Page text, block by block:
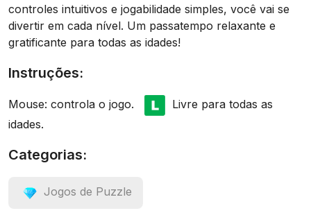
controles intuitivos e jogabilidade simples, você vai se
divertir em cada nível. Um passatempo relaxante e
gratificante para todas as idades!
Instruções:
Mouse: controla o jogo.
Livre para todas as
idades.
Categorias:
Jogos de Puzzle